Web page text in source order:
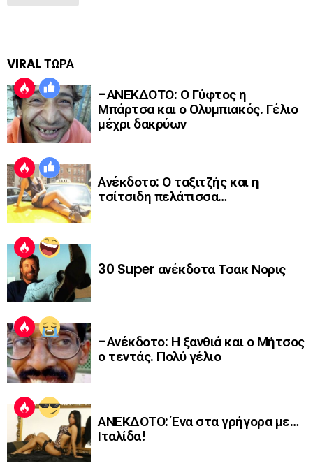
VIRAL ΤΩΡΑ
–ΑΝΕΚΔΟΤΟ: Ο Γύφτος η
Μπάρτσα και ο Ολυμπιακός. Γέλιο
μέχρι δακρύων
Ανέκδοτο: Ο ταξιτζής και η
τσίτσιδη πελάτισσα…
30 Super ανέκδοτα Τσακ Νορις
–Ανέκδοτο: Η ξανθιά και ο Μήτσος
ο τεντάς. Πολύ γέλιο
ΑΝΕΚΔΟΤΟ: Ένα στα γρήγορα με…
Ιταλίδα!